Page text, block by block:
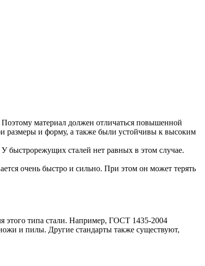
материал должен отличаться повышенной
размеры и форму, а также были устойчивы к высоким
быстрорежущих сталей нет равных в этом случае.
очень быстро и сильно. При этом он может терять
этого типа стали. Например, ГОСТ 1435-2004
и пилы. Другие стандарты также существуют,